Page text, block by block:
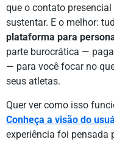
que o contato
sustentar. E o melhor:
plataforma para
parte burocrática —
— para você focar no
seus atletas.
Quer ver como isso
Conheça a visão do
experiência foi pensada